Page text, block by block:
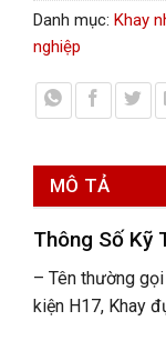
Danh mục: Khay
nghiệp
MÔ TẢ
Thông Số Kỹ
– Tên thường
kiện H17, Khay